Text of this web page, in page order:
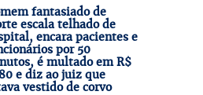
fantasiado de
escala telhado de
encara pacientes e
por 50
é multado em R$
e diz ao juiz que
vestido de corvo